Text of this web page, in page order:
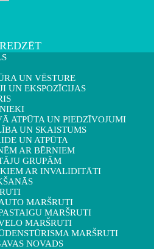
UN VĒSTURE
UN EKSPOZĪCIJAS
ATPŪTA UN PIEDZĪVOJUMI
UN SKAISTUMS
UN ATPŪTA
AR BĒRNIEM
GRUPĀM
AR INVALIDITĀTI
MARŠRUTI
MARŠRUTI
MARŠRUTI
MARŠRUTI
NOVADS